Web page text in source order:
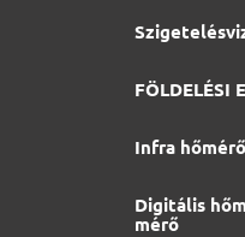
FÖLDELÉSI
Infra hőmérő
Digitális
mérő